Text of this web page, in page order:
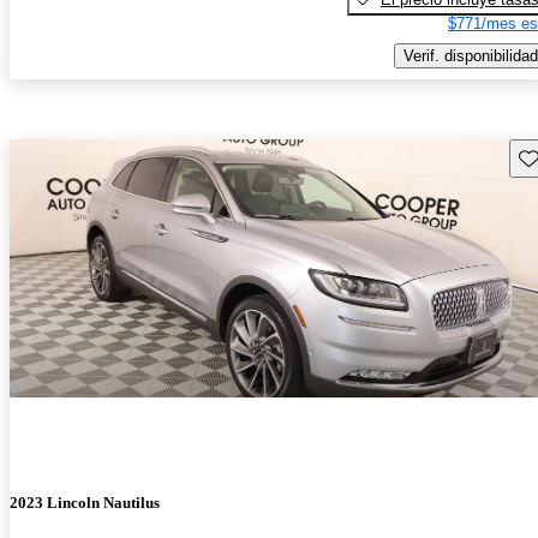
$771/mes
Verif. disponibilidad
2023 Lincoln Nautilus